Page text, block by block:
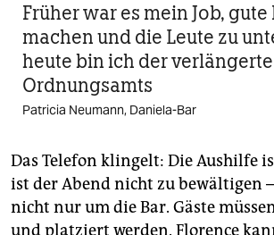
Früher war es mein Job, gute
machen und die Leute zu
heute bin ich der
Ordnungsamts
Patricia Neumann, Daniela-Bar
Das Telefon klingelt: Die Aushilfe
ist der Abend nicht zu bewältigen
nicht nur um die Bar. Gäste
und platziert werden. Florence